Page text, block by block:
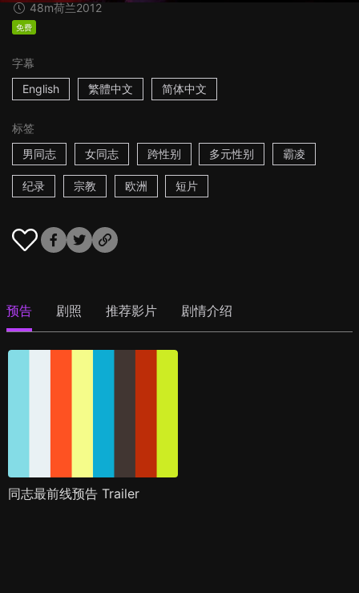
48m荷兰2012
免费
字幕
English
繁體中文 简体中文
标签
男同志
女同志 跨性别 多元性别 霸凌
纪录 宗教 欧洲 短片
预告 剧照 推荐影片 剧情介绍
同志最前线预告 Trailer